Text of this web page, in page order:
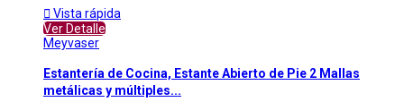
 Vista rápida
Ver Detalle
Meyvaser
Estantería de Cocina, Estante Abierto de Pie 2 Mallas
metálicas y múltiples...